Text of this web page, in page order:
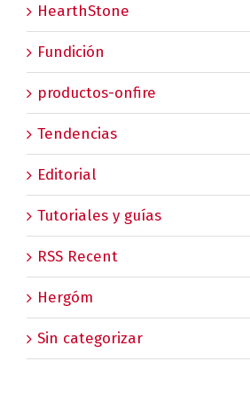
HearthStone
Fundición
productos-onfire
Tendencias
Editorial
Tutoriales y guías
RSS Recent
Hergóm
Sin categorizar